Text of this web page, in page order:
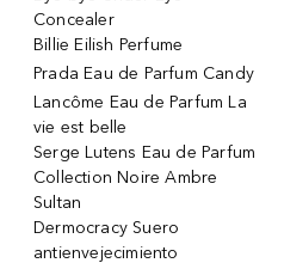
Concealer
Billie Eilish Perfume
Prada Eau de Parfum Candy
Lancôme Eau de Parfum La
vie est belle
Serge Lutens Eau de Parfum
Collection Noire Ambre
Sultan
Dermocracy Suero
antienvejecimiento